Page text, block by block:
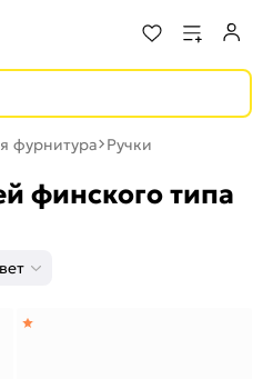
фурнитура Ручки
финского типа